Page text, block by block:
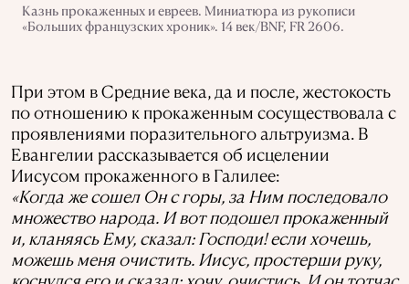
Казнь прокаженных и евреев. Миниатюра из рукописи
«Больших французских хроник». 14 век/BNF, FR 2606.
При этом в Средние века, да и после, жестокость
по отношению к прокаженным сосуществовала с
проявлениями поразительного альтруизма. В
Евангелии рассказывается об исцелении
Иисусом прокаженного в Галилее:
«Когда же сошел Он с горы, за Ним последовало
множество народа. И вот подошел прокаженный
и, кланяясь Ему, сказал: Господи! если хочешь,
можешь меня очистить. Иисус, простерши руку,
коснулся его и сказал: хочу, очистись. И он тотчас